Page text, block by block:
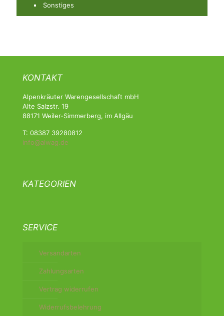
Sonstiges
KONTAKT
Alpenkräuter Warengesellschaft mbH
Alte Salzstr. 19
88171 Weiler-Simmerberg, im Allgäu
T: 08387 39280812
info@alwag.de
KATEGORIEN
SERVICE
Versandarten
Zahlungsarten
Vertrag widerrufen
Widerrufsbelehrung